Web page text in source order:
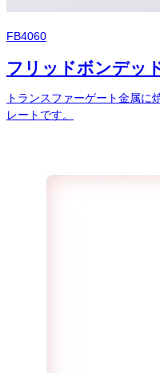
FB4060
フリッドボンデッ
トランスファーゲート金属に
レートです。